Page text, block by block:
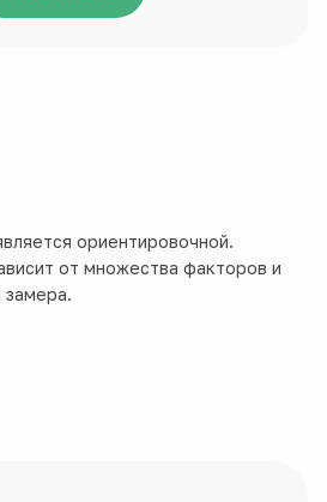
ориентировочной.
от множества факторов и
замера.